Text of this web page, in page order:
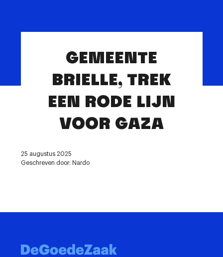
Wat we doen
Informatie en bestuur
Vacatures
Veelgestelde vragen
Contact
GEMEENTE
BRIELLE, TREK
EEN RODE LIJN
VOOR GAZA
25 augustus 2025
Geschreven door: Nardo